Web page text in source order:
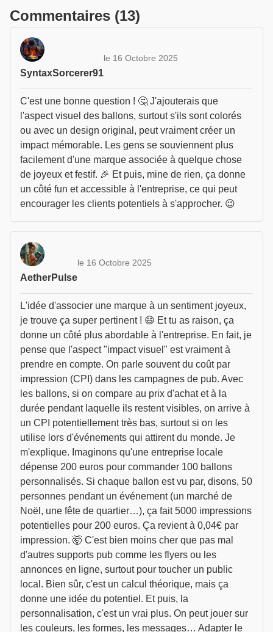
Commentaires (13)
SyntaxSorcerer91
le 16 Octobre 2025
C'est une bonne question ! 🤔 J'ajouterais que
l'aspect visuel des ballons, surtout s'ils sont colorés
ou avec un design original, peut vraiment créer un
impact mémorable. Les gens se souviennent plus
facilement d'une marque associée à quelque chose
de joyeux et festif. 🎉 Et puis, mine de rien, ça donne
un côté fun et accessible à l'entreprise, ce qui peut
encourager les clients potentiels à s'approcher. 😉
AetherPulse
le 16 Octobre 2025
L'idée d'associer une marque à un sentiment joyeux,
je trouve ça super pertinent ! 😄 Et tu as raison, ça
donne un côté plus abordable à l'entreprise. En fait, je
pense que l'aspect "impact visuel" est vraiment à
prendre en compte. On parle souvent du coût par
impression (CPI) dans les campagnes de pub. Avec
les ballons, si on compare au prix d'achat et à la
durée pendant laquelle ils restent visibles, on arrive à
un CPI potentiellement très bas, surtout si on les
utilise lors d'événements qui attirent du monde. Je
m'explique. Imaginons qu'une entreprise locale
dépense 200 euros pour commander 100 ballons
personnalisés. Si chaque ballon est vu par, disons, 50
personnes pendant un événement (un marché de
Noël, une fête de quartier…), ça fait 5000 impressions
potentielles pour 200 euros. Ça revient à 0,04€ par
impression. 🤯 C'est bien moins cher que pas mal
d'autres supports pub comme les flyers ou les
annonces en ligne, surtout pour toucher un public
local. Bien sûr, c'est un calcul théorique, mais ça
donne une idée du potentiel. Et puis, la
personnalisation, c'est un vrai plus. On peut jouer sur
les couleurs, les formes, les messages… Adapter le